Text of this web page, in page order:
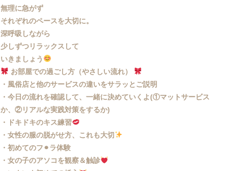
無理に急がず
それぞれのペースを大切に。
深呼吸しながら
少しずつリラックスして
いきましょう
お部屋での過ごし方（やさしい流れ）
・風俗店と他のサービスの違いをサラッとご説明
・今日の流れを確認して、一緒に決めていくよ(①マットサービス
か、②リアルな実践対策をするか)
・ドキドキのキス練習
・女性の服の脱がせ方、これも大切
・初めてのフ⚫︎ラ体験
・女の子のアソコを観察＆触診